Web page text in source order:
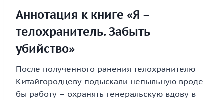
Аннотация к книге «Я –
телохранитель. Забыть
убийство»
После полученного ранения телохранителю
Китайгородцеву подыскали непыльную вроде
бы работу – охранять генеральскую вдову в